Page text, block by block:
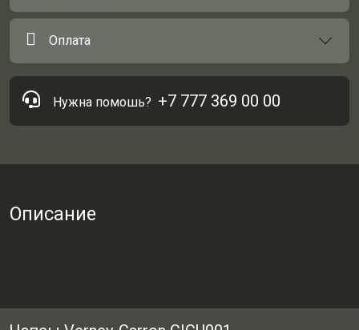
Оплата
Нужна помошь? +7 777 369 00 00
Описание